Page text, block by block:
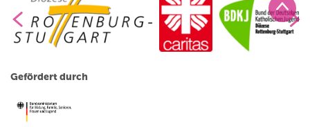
Gefördert durch